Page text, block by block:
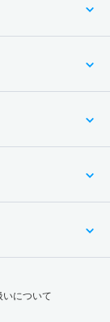
いについて